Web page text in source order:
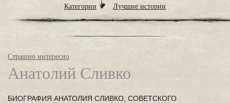
Категории Лучшие истории
Страшно интересно
Анатолий Сливко
БИОГРАФИЯ АНАТОЛИЯ СЛИВКО, СОВЕТСКОГО